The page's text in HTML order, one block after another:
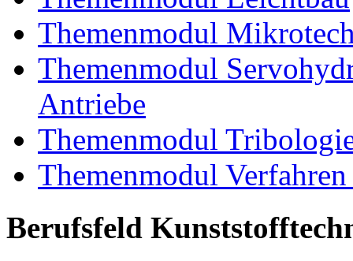
Themenmodul
Themenmodul
Antriebe
Themenmodul
Themenmodul
Berufsfeld